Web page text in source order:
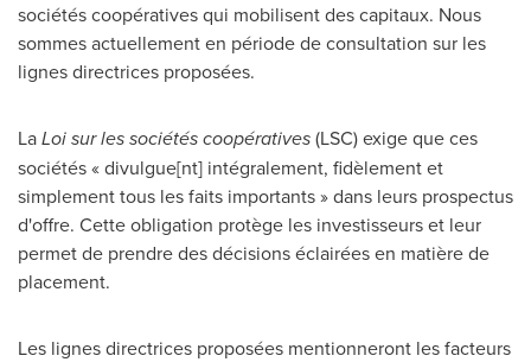
sociétés coopératives qui mobilisent des capitaux. Nous
sommes actuellement en période de consultation sur les
lignes directrices proposées.
LaLoi sur les sociétés coopératives(LSC) exige que ces
sociétés « divulgue[nt] intégralement, fidèlement et
simplement tous les faits importants » dans leurs prospectus
d'offre. Cette obligation protège les investisseurs et leur
permet de prendre des décisions éclairées en matière de
placement.
Les lignes directrices proposées mentionneront les facteurs